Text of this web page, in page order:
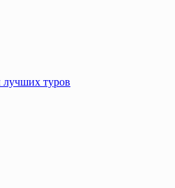
туров